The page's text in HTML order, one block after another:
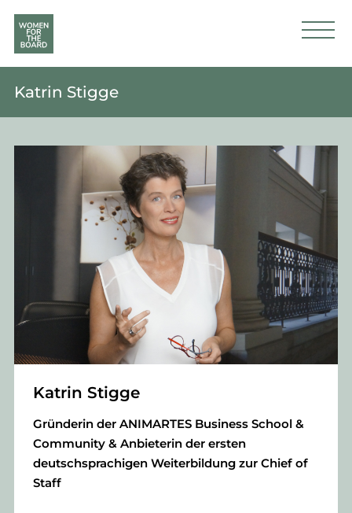
Katrin Stigge
Katrin Stigge
Gründerin der ANIMARTES Business School &
Community & Anbieterin der ersten
deutschsprachigen Weiterbildung zur Chief of
Staff